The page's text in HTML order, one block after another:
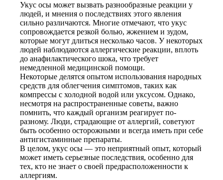
Укус осы может вызвать разнообразные реакции у
людей, и мнения о последствиях этого явления
сильно различаются. Многие отмечают, что укус
сопровождается резкой болью, жжением и зудом,
которые могут длиться несколько часов. У некоторых
людей наблюдаются аллергические реакции, вплоть
до анафилактического шока, что требует
немедленной медицинской помощи.
Некоторые делятся опытом использования народных
средств для облегчения симптомов, таких как
компрессы с холодной водой или уксусом. Однако,
несмотря на распространенные советы, важно
помнить, что каждый организм реагирует по-
разному. Люди, страдающие от аллергий, советуют
быть особенно осторожными и всегда иметь при себе
антигистаминные препараты.
В целом, укус осы — это неприятный опыт, который
может иметь серьезные последствия, особенно для
тех, кто не знает о своей предрасположенности к
аллергиям.